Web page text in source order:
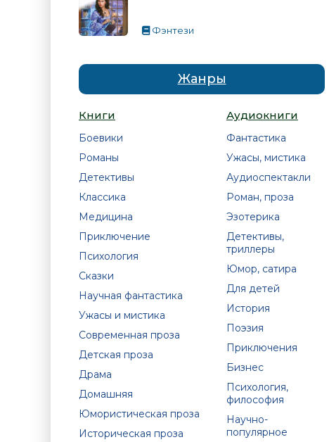
Фэнтези
Жанры
Книги
Боевики
Романы
Детективы
Классика
Медицина
Приключение
Психология
Сказки
Научная фантастика
Ужасы и мистика
Современная проза
Детская проза
Драма
Домашняя
Юмористическая проза
Историческая проза
Аудиокниги
Фантастика
Ужасы, мистика
Аудиоспектакли
Роман, проза
Эзотерика
Детективы,
триллеры
Юмор, сатира
Для детей
История
Поэзия
Приключения
Бизнес
Психология,
философия
Научно-
популярное